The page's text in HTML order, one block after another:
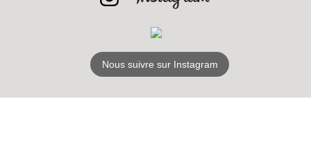
Nous suivre sur Instagram